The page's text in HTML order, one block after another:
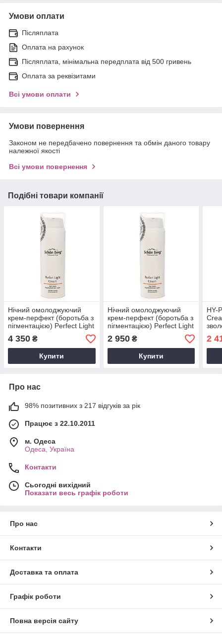
Умови оплати
Післяплата
Оплата на рахунок
Післяплата, мінімальна передплата від 500 гривень
Оплата за реквізитами
Всі умови оплати
Умови повернення
Законом не передбачено повернення та обмін даного товару
належної якості
Всі умови повернення
Подібні товари компанії
Нічний омолоджуючий
крем-перфект (боротьба з
пігментацією) Perfect Light
Cream Super Hydration
and Light, 120мл
4 350 ₴
Купити
Нічний омолоджуючий
крем-перфект (боротьба з
пігментацією) Perfect Light
Cream Super Hydration
and Light, 50 мл
2 950₴
Купити
HY-
2
Про нас
98% позитивних з 217 відгуків за рік
Працює з 22.10.2011
м. Одеса
Одеса, Україна
Контакти
Сьогодні вихідний
Показати весь графік роботи
Про нас
Контакти
Доставка та оплата
Графік роботи
Повна версія сайту